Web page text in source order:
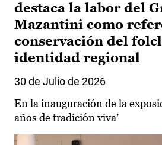
destaca la labor del
Mazantini como
conservación del
identidad regional
30 de Julio de 2026
En la inauguración de la
años de tradición viva’